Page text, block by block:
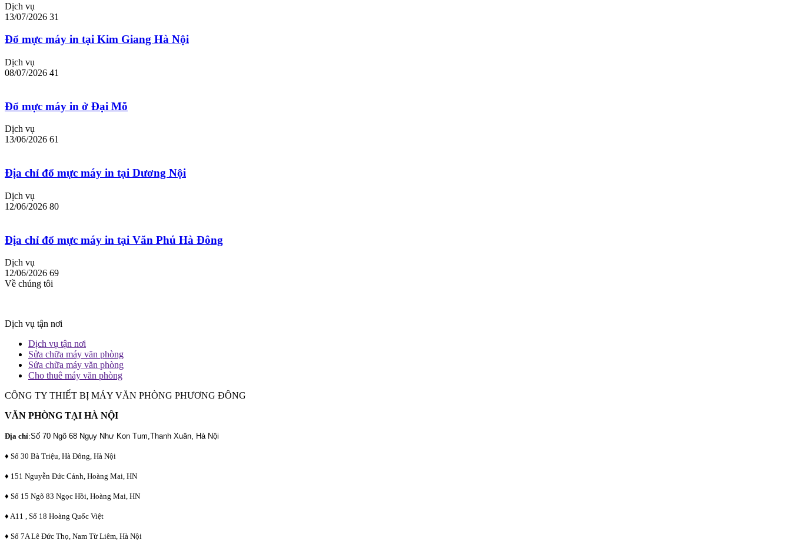
Dịch vụ
13/07/2026 31
Đổ mực máy in tại Kim Giang Hà Nội
Dịch vụ
08/07/2026 41
Đổ mực máy in ở Đại Mỗ
Dịch vụ
13/06/2026 61
Địa chỉ đổ mực máy in tại Dương Nội
Dịch vụ
12/06/2026 80
Địa chỉ đổ mực máy in tại Văn Phú Hà Đông
Dịch vụ
12/06/2026 69
Về chúng tôi
Dịch vụ tận nơi
Dịch vụ tận nơi
Sửa chữa máy văn phòng
Sửa chữa máy văn phòng
Cho thuê máy văn phòng
CÔNG TY THIẾT BỊ MÁY VĂN PHÒNG PHƯƠNG ĐÔNG
VĂN PHÒNG TẠI HÀ NỘI
Địa chỉ:Số 70 Ngõ 68 Ngụy Như Kon Tum,Thanh Xuân, Hà Nội
♦ Số 30 Bà Triệu, Hà Đông, Hà Nội
♦ 151 Nguyễn Đức Cảnh, Hoàng Mai, HN
♦ Số 15 Ngõ 83 Ngọc Hồi, Hoàng Mai, HN
♦ A11 , Số 18 Hoàng Quốc Việt
♦ Số 7A Lê Đức Thọ, Nam Từ Liêm, Hà Nội